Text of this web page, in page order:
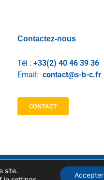
Contactez-nous
Tél : +33(2) 40 46 39 36
Email: contact@s-b-c.fr
CONTACT
MENTIONS LEGALES
site.
Accepter